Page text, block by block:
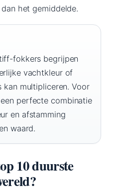
het gemiddelde.
fokkers begrijpen
vachtkleur of
kan multipliceren. Voor
perfecte combinatie
en afstamming
waard.
10 duurste